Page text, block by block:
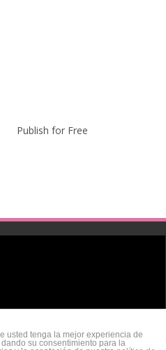
Publish for Free
usted tenga la mejor experiencia de
su consentimiento para la